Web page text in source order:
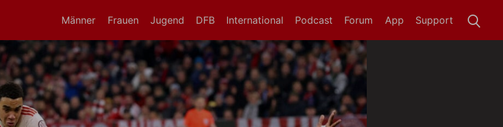
Männer Frauen Jugend DFB International Support
App
Forum
Podcast